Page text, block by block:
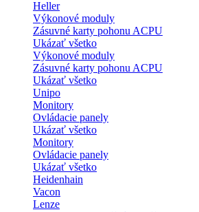
Heller
Výkonové moduly
Zásuvné karty pohonu ACPU
Ukázať všetko
Výkonové moduly
Zásuvné karty pohonu ACPU
Ukázať všetko
Unipo
Monitory
Ovládacie panely
Ukázať všetko
Monitory
Ovládacie panely
Ukázať všetko
Heidenhain
Vacon
Lenze